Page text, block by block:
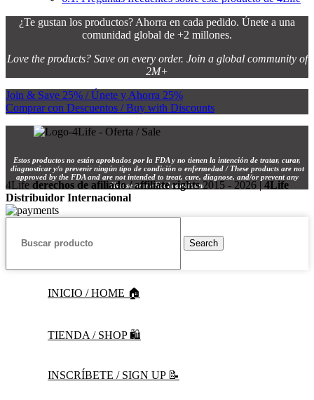
¿Te gustan los productos? Ahorra en cada pedido. Únete a una
comunidad global de +2 millones.
Love the products? Save on every order. Join a global community of
2M+
Join & Save 25% / Únete y Ahorra 25%
Comprar con Descuentos / Buy with Discounts
Estos productos no están aprobados por la FDA y no tienen la intención de tratar, curar,
diagnosticar y/o prevenir ningún tipo de condición o enfermedad / These products are not
approved by the FDA and are not intended to treat, cure, diagnose, and/or prevent any
disease or medical condition.
4Life derechos de afiliado / affiliate rights 2015 - 2026 |4Life
Distribuidor Internacional
Search
INICIO / HOME 🏠
TIENDA / SHOP 🛍️
INSCRÍBETE / SIGN UP 📝